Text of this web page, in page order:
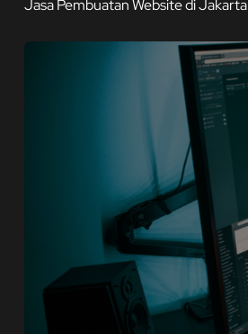
Jasa Pembuatan Website di Jakarta